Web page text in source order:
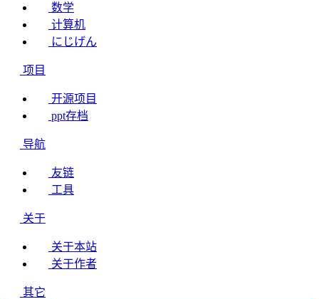
数学
计算机
にじげん
项目
开源项目
ppt存档
导航
友链
工具
关于
关于本站
关于作者
其它